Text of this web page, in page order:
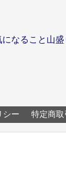
なること山盛
シー 特定商